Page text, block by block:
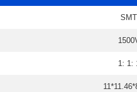
SMT
1: 1: